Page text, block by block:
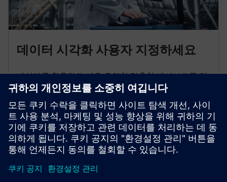
데이터 시각화 사용자 지정하세요
데이터를 활용하고 매우 유연한 맞춤형 대시보드를 만
드세요.모든 자산이나 조직 시스템에서 알림을 요청하
고 지표를 이해하세요.Insights Hub 비즈니스 인텔리전
스로 고급 분석을 수행하세요.